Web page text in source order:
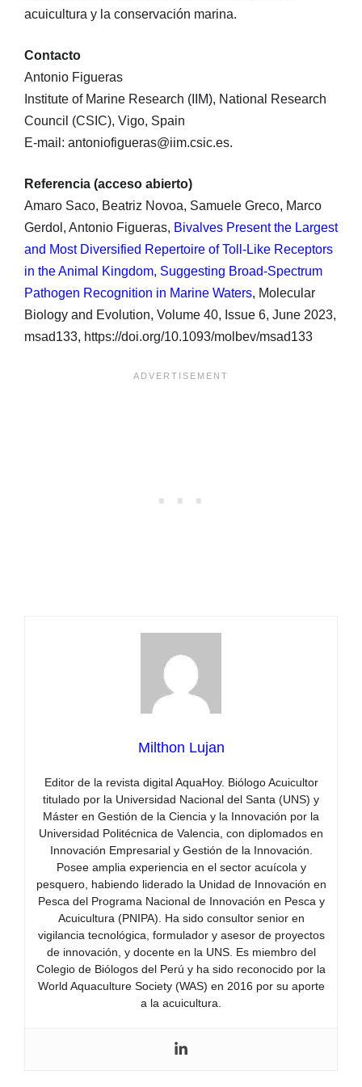
acuicultura y la conservación marina.
Contacto
Antonio Figueras
Institute of Marine Research (IIM), National Research
Council (CSIC), Vigo, Spain
E-mail: antoniofigueras@iim.csic.es.
Referencia (acceso abierto)
Amaro Saco, Beatriz Novoa, Samuele Greco, Marco
Gerdol, Antonio Figueras, Bivalves Present the Largest
and Most Diversified Repertoire of Toll-Like Receptors
in the Animal Kingdom, Suggesting Broad-Spectrum
Pathogen Recognition in Marine Waters, Molecular
Biology and Evolution, Volume 40, Issue 6, June 2023,
msad133, https://doi.org/10.1093/molbev/msad133
Milthon Lujan
Editor de la revista digital AquaHoy. Biólogo Acuicultor
titulado por la Universidad Nacional del Santa (UNS) y
Máster en Gestión de la Ciencia y la Innovación por la
Universidad Politécnica de Valencia, con diplomados en
Innovación Empresarial y Gestión de la Innovación.
Posee amplia experiencia en el sector acuícola y
pesquero, habiendo liderado la Unidad de Innovación en
Pesca del Programa Nacional de Innovación en Pesca y
Acuicultura (PNIPA). Ha sido consultor senior en
vigilancia tecnológica, formulador y asesor de proyectos
de innovación, y docente en la UNS. Es miembro del
Colegio de Biólogos del Perú y ha sido reconocido por la
World Aquaculture Society (WAS) en 2016 por su aporte
a la acuicultura.